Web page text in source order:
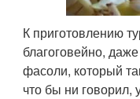
К приготовлению
благоговейно,
фасоли, который
что бы ни говорил,